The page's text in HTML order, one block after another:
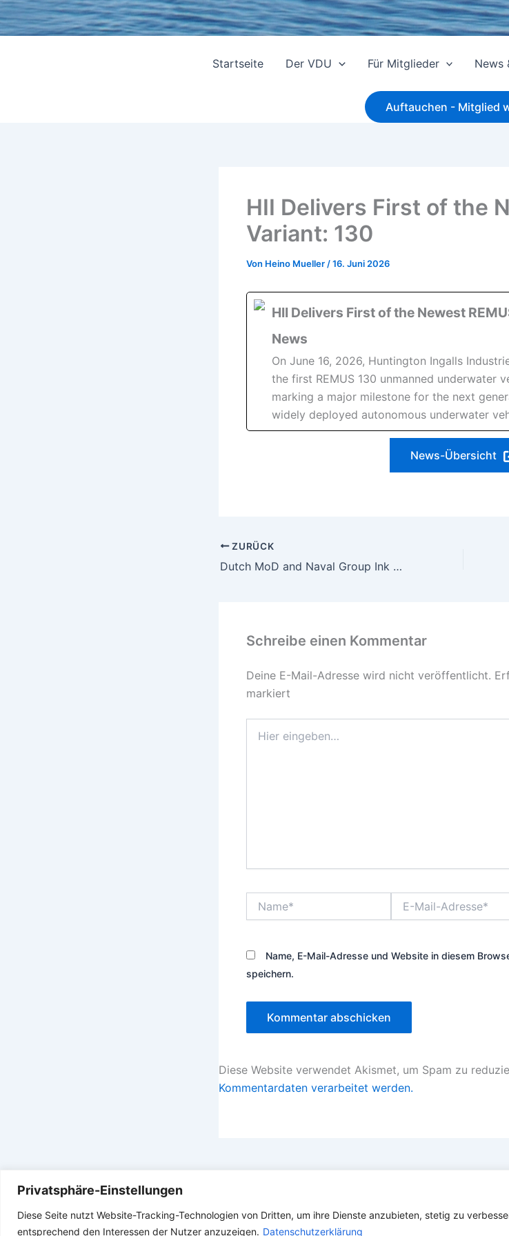
Privatsphäre-Einstellungen
Diese Seite nutzt Website-Tracking-Technologien von Dritten, um ihre Dienste anzubieten, stetig zu
entsprechend den Interessen der Nutzer anzuzeigen. Datenschutzerklärung
Startseite Der VDU Für Mitglieder News
Auftauchen - Mitglied
HII Delivers First of the
Variant: 130
Von Heino Mueller /16. Juni 2026
HII Delivers First of the Newest
News
On June 16, 2026, Huntington Ingalls
the first REMUS 130 unmanned underwater
marking a major milestone for the next
widely deployed autonomous underwater
News-Übersicht
ZURÜCK
Dutch MoD and Naval Group Ink F21 Torpedo Procurement Contract
Schreibe einen Kommentar
Deine E-Mail-Adresse wird nicht veröffentlicht.
markiert
eingeben…
Mail-
Name, E-Mail-Adresse und Website in diesem
speichern.
Diese Website verwendet Akismet, um Spam zu
Kommentardaten verarbeitet werden.
Copyright © 2026 Verband